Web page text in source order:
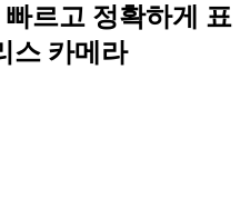
르고 정확하게 표
스 카메라